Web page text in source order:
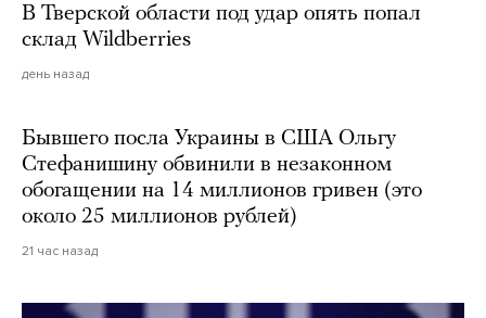
В Тверской области под удар опять попал
склад Wildberries
день назад
Бывшего посла Украины в США Ольгу
Стефанишину обвинили в незаконном
обогащении на 14 миллионов гривен (это
около 25 миллионов рублей)
21 час назад